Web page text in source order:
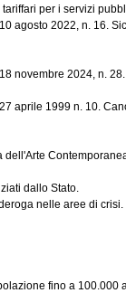
per i servizi
agosto 2022, n. 16.
novembre 2024, n.
aprile 1999 n. 10.
dell'Arte
dallo Stato.
nelle aree di crisi.
fino a 100.000